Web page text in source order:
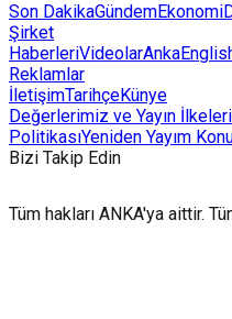
Son DakikaGündemEkonomi
Şirket
HaberleriVideolar
Reklamlar
İletişimTarihçeKünye
Değerlerimiz ve Yayın
PolitikasıYeniden Yayım
Bizi Takip Edin
Tüm hakları ANKA'ya aittir.